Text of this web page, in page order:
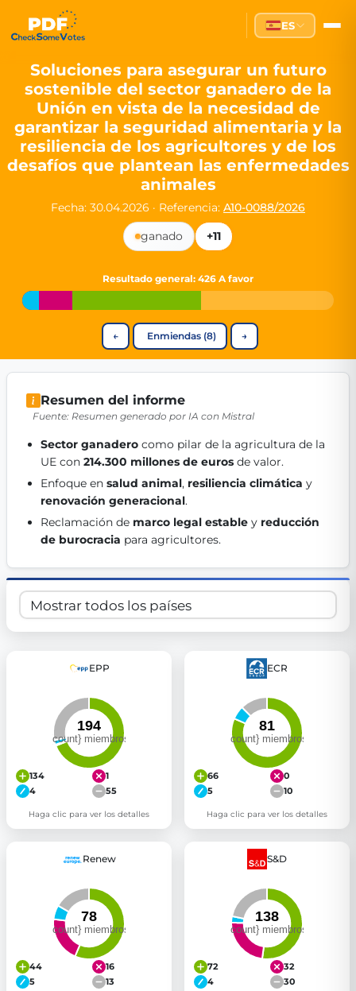
Partei des Fortschritts —
The Partei des Fortschritts (PdF), founded in 2020, is a
Key Office Holders
Lukas Sieper— Member of the European Parliament since
Luca Piwodda— Mayor of Gartz (Oder), local leader and
Tim Sieper— Mayor of Eckenroth, recognized as
Motto and Core Values
"Demokratie direkt gestalten"
The Partei des Fortschritts stands for:
Digital participation and government transparency
Strengthening European cooperation and democracy
Sustainability, social justice, and evidence-based policy
Innovation in Transparency
Check Some Votes (CSV), one of Germany's most
Get Involved
Become a member:Join us to advance digital democracy
Volunteer:Contribute your skills in technology, design,
ES
Soluciones para asegurar un futuro
sostenible del sector ganadero de la
Unión en vista de la necesidad de
garantizar la seguridad alimentaria y la
resiliencia de los agricultores y de los
desafíos que plantean las enfermedades
animales
Fecha: 30.04.2026 · Referencia: A10-0088/2026
ganado
+11
Resultado general: 426 A favor
← Enmiendas (8) →
Resumen del informe
Fuente: Resumen generado por IA con Mistral
Sector ganadero como pilar de la agricultura de la
UE con 214.300 millones de euros de valor.
Enfoque en salud animal, resiliencia climática
renovación generacional.
Reclamación de marco legal estable y reducción
de burocracia para agricultores.
EPP
134
1
4
55
Haga clic para ver los detalles
ECR
66
0
5
10
Haga clic para ver los detalles
Renew
44
16
5
13
S&D
72
32
4
30